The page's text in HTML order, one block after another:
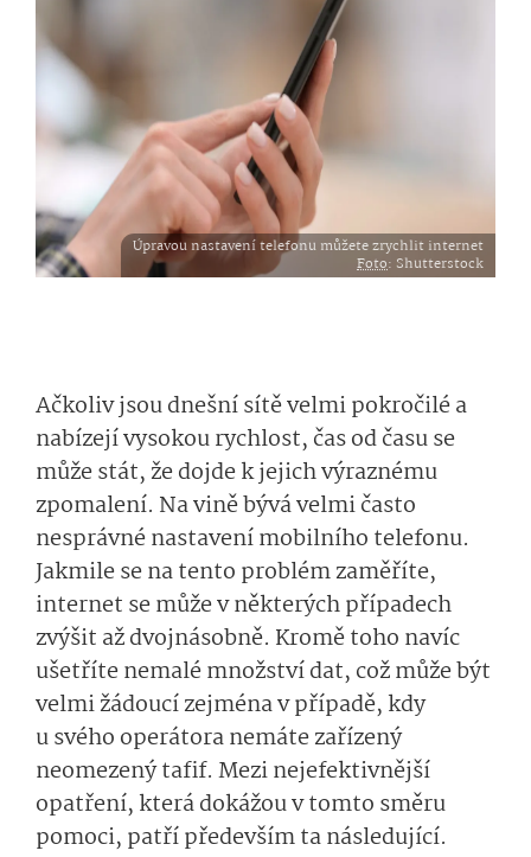
Úpravou nastavení telefonu můžete zrychlit internet
Foto: Shutterstock
Ačkoliv jsou dnešní sítě velmi pokročilé a
nabízejí vysokou rychlost, čas od času se
může stát, že dojde k jejich výraznému
zpomalení. Na vině bývá velmi často
nesprávné nastavení mobilního telefonu.
Jakmile se na tento problém zaměříte,
internet se může v některých případech
zvýšit až dvojnásobně. Kromě toho navíc
ušetříte nemalé množství dat, což může být
velmi žádoucí zejména v případě, kdy
u svého operátora nemáte zařízený
neomezený tafif. Mezi nejefektivnější
opatření, která dokážou v tomto směru
pomoci, patří především ta následující.